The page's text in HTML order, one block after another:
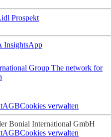
Prospekt
InsightsApp
Group The network for
AGBCookies verwalten
Bonial International GmbH
AGBCookies verwalten